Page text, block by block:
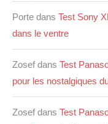
Porte dans Test Sony
dans le ventre
Zosef dans Test
pour les nostalgiques
Zosef dans Test